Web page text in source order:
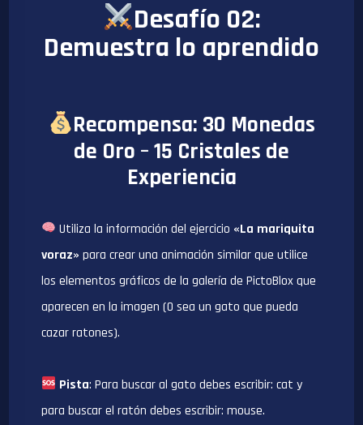
Desafío 02:
Demuestra lo aprendido
Recompensa: 30 Monedas
de Oro – 15 Cristales de
Experiencia
Utiliza la información del ejercicio «La mariquita
voraz»para crear una animación similar que utilice
los elementos gráficos de la galería de PictoBlox que
aparecen en la imagen (O sea un gato que pueda
cazar ratones).
Pista: Para buscar al gato debes escribir: cat y
para buscar el ratón debes escribir: mouse.